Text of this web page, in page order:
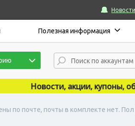
Новости
Полезная информация
Новости, акции, купоны,
по почте, почты в комплекте нет. Пол